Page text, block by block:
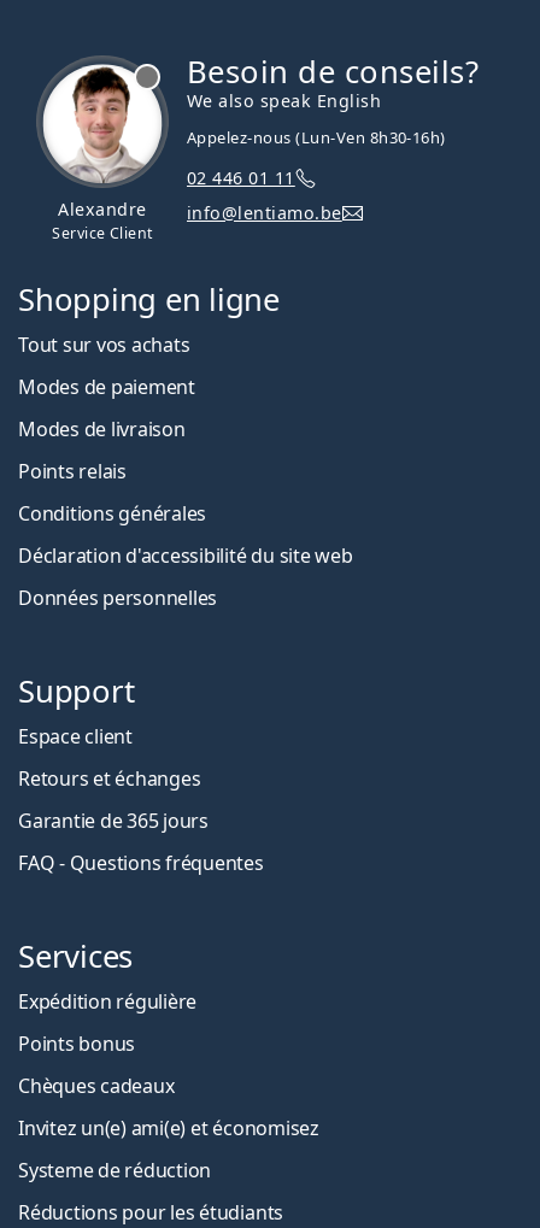
Alexandre
Service Client
Besoin de conseils?
We also speak English
Appelez-nous (Lun-Ven 8h30-16h)
02 446 01 11
info@lentiamo.be
Shopping en ligne
Tout sur vos achats
Modes de paiement
Modes de livraison
Points relais
Conditions générales
Déclaration d'accessibilité du site web
Données personnelles
Support
Espace client
Retours et échanges
Garantie de 365 jours
FAQ - Questions fréquentes
Services
Expédition régulière
Points bonus
Chèques cadeaux
Invitez un(e) ami(e) et économisez
Systeme de réduction
Réductions pour les étudiants